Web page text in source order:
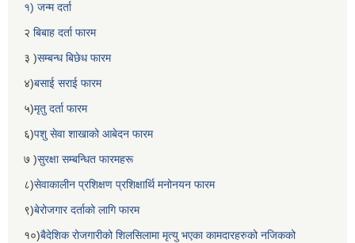
१) जन्म दर्ता
२ बिबाह दर्ता फारम
३ )सम्बन्ध बिछेध फारम
४)बसाई सराई फारम
५)मृतु दर्ता फारम
६)पशु सेवा शाखाको आबेदन फारम
७ )सुरक्षा सम्बन्धित फारमहरू
८)सेवाकालीन प्रशिक्षण प्रशिक्षार्थि मनोनयन फारम
९)बेरोजगार दर्ताको लागि फारम
१०)बैदेशिक रोजगारीको शिलसिलामा मृत्यु भएका कामदारहरुको नजिकको